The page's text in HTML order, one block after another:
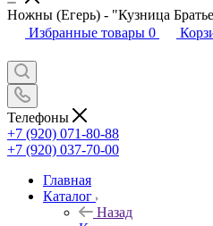
Ножны (Егерь) - "Кузница
Избранные товары 0
Телефоны
+7 (920) 071-80-88
+7 (920) 037-70-00
Главная
Каталог
Назад